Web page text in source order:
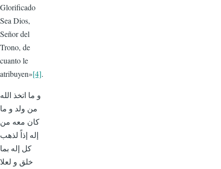
Glorificado
Sea Dios,
Señor del
Trono, de
cuanto le
atribuyen»[4].
و ما اتخذ الله
من ولد و ما
كان معه من
إله إذاً لذهب
كل إله بما
خلق و لعلا